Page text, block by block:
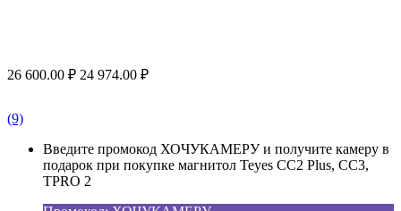
26 600.00 ₽ 24 974.00 ₽
(9)
Введите промокод ХОЧУКАМЕРУ и получите камеру в
подарок при покупке магнитол Teyes CC2 Plus, CC3,
TPRO 2